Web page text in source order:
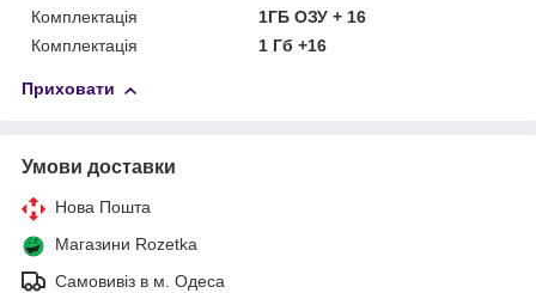
Комплектація
1ГБ ОЗУ + 16
Комплектація
1 Гб +16
Приховати
Умови доставки
Нова Пошта
Магазини Rozetka
Самовивіз в м. Одеса